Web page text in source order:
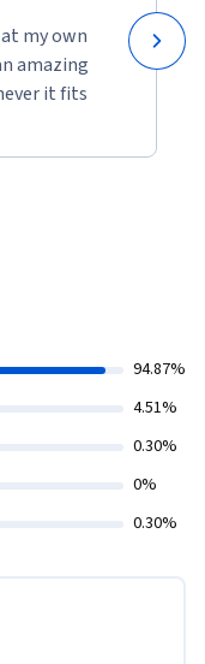
my own
amazing
it fits
94.87%
4.51%
0.30%
0%
0.30%